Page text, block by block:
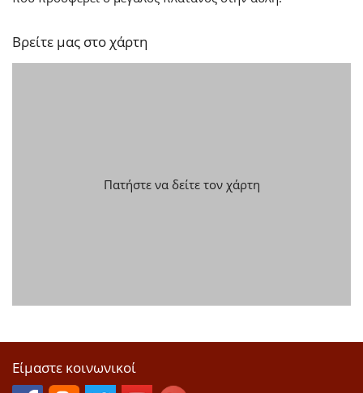
Βρείτε μας στο χάρτη
Πατήστε να δείτε τον χάρτη
Είμαστε κοινωνικοί